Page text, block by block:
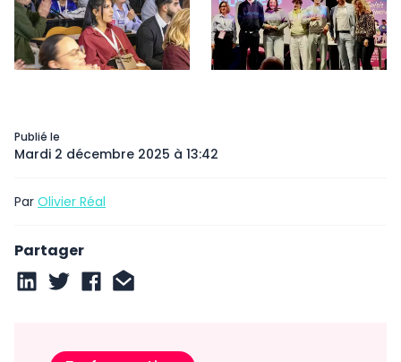
Publié le
Mardi 2 décembre 2025 à 13:42
Par Olivier Réal
Partager